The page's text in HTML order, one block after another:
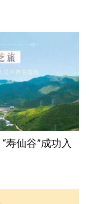
寿仙谷”成功入